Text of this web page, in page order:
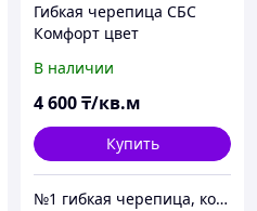
Гибкая черепица СБС
Комфорт цвет
Гарантия 30 лет
В наличии
4 600₸/кв.м
Купить
№1 гибкая черепица, композитная черепица из Европы, по лучшим ценам в Алматы